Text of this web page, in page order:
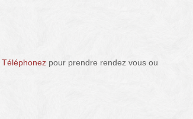
Téléphonez pour prendre rendez vous ou